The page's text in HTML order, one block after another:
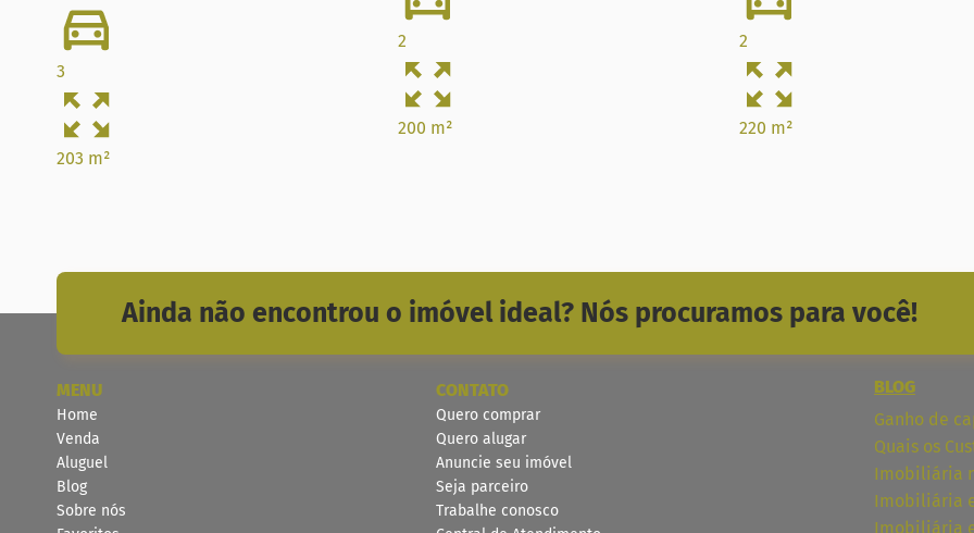
3
203 m²
2
200 m²
2
220 m²
Ainda não encontrou o imóvel ideal? Nós procuramos para você!
MENU
Home
Venda
Aluguel
Blog
Sobre nós
CONTATO
Quero comprar
Quero alugar
Anuncie seu imóvel
Seja parceiro
Trabalhe conosco
BLOG
Ganho de
Quais os
Imobiliária
Imobiliária
Imobiliária